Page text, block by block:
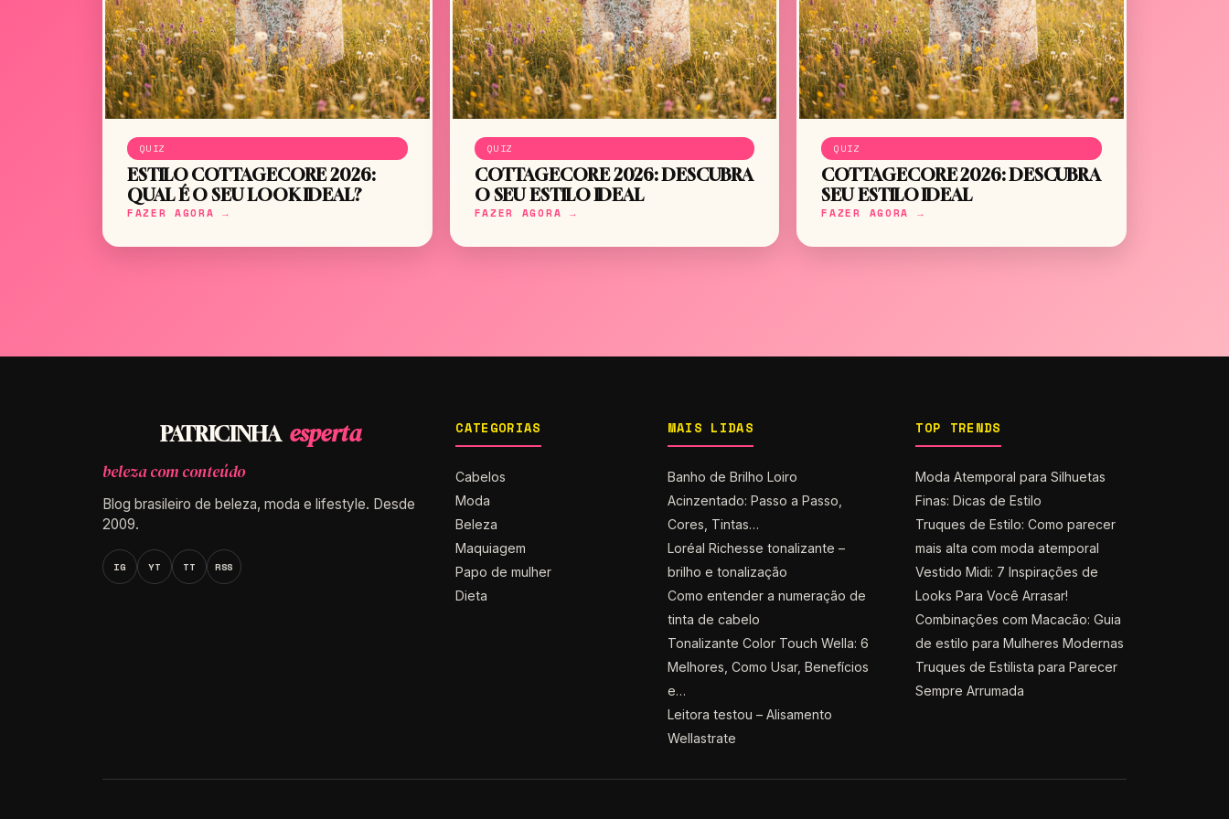
QUIZ
ESTILO COTTAGECORE 2026:
QUAL É O SEU LOOK IDEAL?
FAZER AGORA →
QUIZ
COTTAGECORE 2026: DESCUBRA
O SEU ESTILO IDEAL
FAZER AGORA →
QUIZ
COTTAGECORE 2026: DESCUBRA
SEU ESTILO IDEAL
FAZER AGORA →
PATRICINHA esperta
beleza com conteúdo
Blog brasileiro de beleza, moda e lifestyle. Desde
2009.
IG YT TT RSS
CATEGORIAS
Cabelos
Moda
Beleza
Maquiagem
Papo de mulher
Dieta
MAIS LIDAS
Banho de Brilho Loiro
Acinzentado: Passo a Passo,
Cores, Tintas…
Loréal Richesse tonalizante –
brilho e tonalização
Como entender a numeração de
tinta de cabelo
Tonalizante Color Touch Wella: 6
Melhores, Como Usar, Benefícios
e…
Leitora testou – Alisamento
Wellastrate
TOP TRENDS
Moda Atemporal para Silhuetas
Finas: Dicas de Estilo
Truques de Estilo: Como parecer
mais alta com moda atemporal
Vestido Midi: 7 Inspirações de
Looks Para Você Arrasar!
Combinações com Macacão: Guia
de estilo para Mulheres Modernas
Truques de Estilista para Parecer
Sempre Arrumada